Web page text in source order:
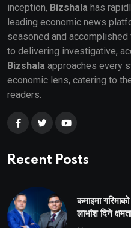
inception, Bizshala has
leading economic news
seasoned and
to delivering investigative,
Bizshala approaches every
economic lens, catering to
readers.
Recent Posts
कमाइमा
लाभांश दिने क्षमता